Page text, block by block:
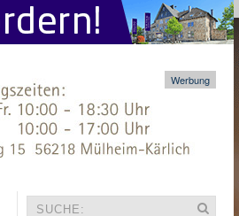
Werbung